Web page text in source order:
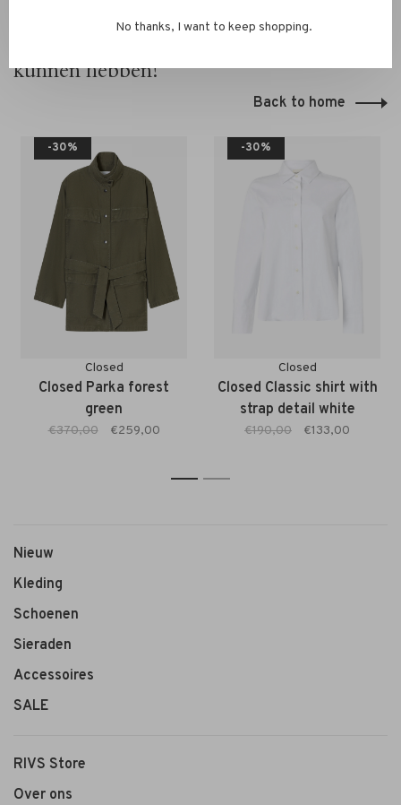
kunnen hebben!
Back to home
-30%
Closed
Closed Parka forest
green
€370,00 €259,00
-30%
Closed
Closed Classic shirt with
strap detail white
€190,00 €133,00
1 2
Nieuw
Kleding
Schoenen
Sieraden
Accessoires
SALE
RIVS Store
Over ons
No thanks, I want to keep shopping.